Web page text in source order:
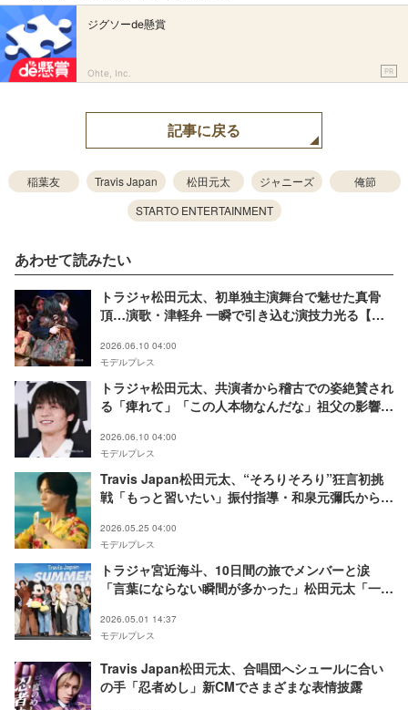
ジグソーde懸賞
Ohte, Inc. PR
記事に戻る
稲葉友 Travis Japan 松田元太 ジャニーズ
俺節
STARTO ENTERTAINMENT
あわせて読みたい
トラジャ松田元太、初単独主演舞台で魅せた真骨
頂…演歌・津軽弁 一瞬で引き込む演技力光る【俺
2026.06.10 04:00
モデルプレス
トラジャ松田元太、共演者から稽古での姿絶賛され
る「痺れて」「この人本物なんだな」祖父の影響で
2026.06.10 04:00
モデルプレス
Travis Japan松田元太、“そろりそろり”狂言初挑
戦「もっと習いたい」振付指導・和泉元彌氏から高
2026.05.25 04:00
モデルプレス
トラジャ宮近海斗、10日間の旅でメンバーと涙
「言葉にならない瞬間が多かった」松田元太「一生
2026.05.01 14:37
モデルプレス
Travis Japan松田元太、合唱団へシュールに合い
の手「忍者めし」新CMでさまざまな表情披露